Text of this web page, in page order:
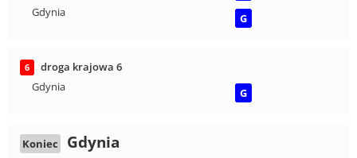
Gdynia
G
6
droga krajowa 6
Gdynia
G
Koniec Gdynia